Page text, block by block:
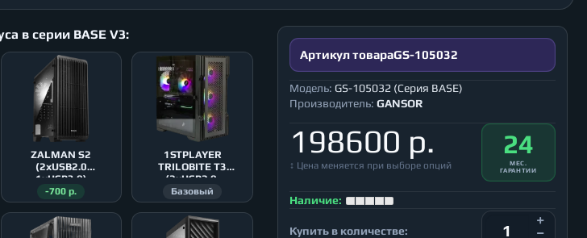
в серии BASE V3:
ZALMAN S2
(2xUSB2.0
1xUSB3.0)
-700 р.
1STPLAYER
TRILOBITE T3
(2xUSB2.0,
1xUSB3.0)
Базовый
Артикул товараGS-105032
Модель: GS-105032 (Серия BASE)
Производитель: GANSOR
198600 р.
↕ Цена меняется при выборе опций
24
МЕС.
ГАРАНТИИ
Наличие:
Купить в количестве: